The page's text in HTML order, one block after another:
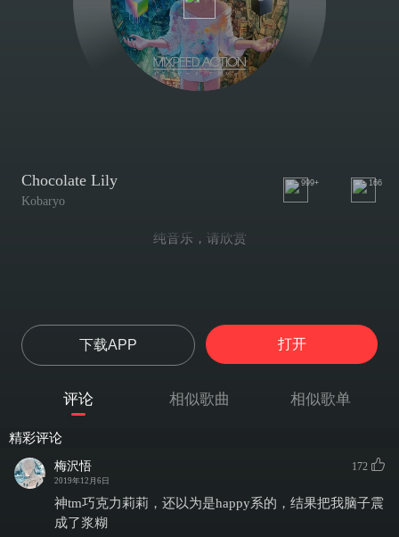
Chocolate Lily
Kobaryo
999+ 166
纯音乐，请欣赏
下载APP 打开
评论 相似歌曲 相似歌单
精彩评论
梅沢悟
2019年12月6日
172
神tm巧克力莉莉，还以为是happy系的，结果把我脑子震
成了浆糊